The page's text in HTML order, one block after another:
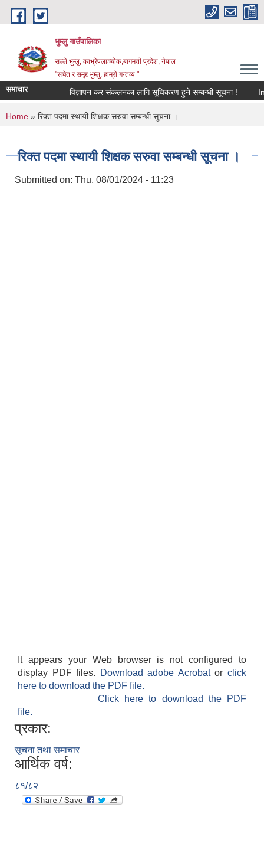
Skip to main content
भुम्लु गाउँपालिका
सल्ले भुम्लु, काभ्रेपलाञ्चोक,बागमती प्रदेश, नेपाल
"सचेत र समृद्द भुम्लु: हाम्राे गन्तव्य "
समाचार विज्ञापन कर संकलनका लागि सूचिकरण हुने सम्बन्धी सूचना !
You are here
Home » रिक्त पदमा स्थायी शिक्षक सरुवा सम्बन्धी सूचना ।
रिक्त पदमा स्थायी शिक्षक सरुवा सम्बन्धी सूचना ।
Submitted on: Thu, 08/01/2024 - 11:23
It appears your Web browser is not configured to
display PDF files.
Download adobe Acrobatorclick
here to download the PDF file.
Click here to download the PDF
file.
प्रकार:
सूचना तथा समाचार
आर्थिक वर्ष:
८१/८२